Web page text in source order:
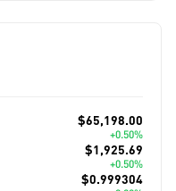
$65,198.00
+0.50%
$1,925.69
+0.50%
$0.999304